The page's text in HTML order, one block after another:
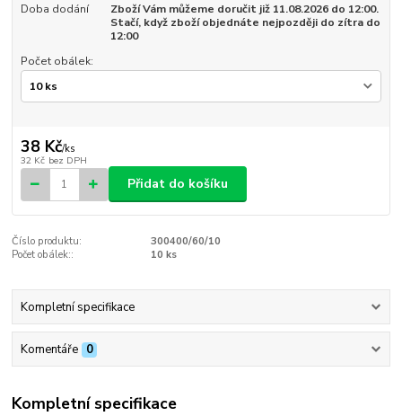
Doba dodání
Zboží Vám můžeme doručit již 11.08.2026 do 12:00.
Stačí, když zboží objednáte nejpozději do zítra do
12:00
Počet obálek:
38 Kč/ks
32 Kč bez DPH
Přidat do košíku
Číslo produktu:
300400/60/10
Počet obálek::
10 ks
Kompletní specifikace
Komentáře 0
Kompletní specifikace